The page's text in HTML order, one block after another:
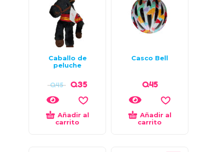
Caballo de
peluche
Q45 Q35
Añadir al
carrito
Casco Bell
Q45
Añadir al
carrito